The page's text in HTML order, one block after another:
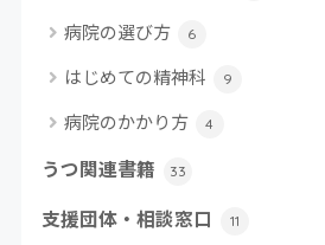
病院の選び方 6
はじめての精神科 9
病院のかかり方 4
うつ関連書籍 33
支援団体・相談窓口 11